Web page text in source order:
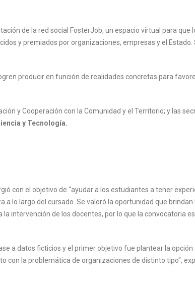
de la red social FosterJob, un espacio virtual para que
y premiados por organizaciones, empresas y el Estado.
producir en función de realidades concretas para
y Cooperación con la Comunidad y el Territorio; y las
iencia y Tecnología.
con el objetivo de “ayudar a los estudiantes a tener
a lo largo del cursado. Se valoró la oportunidad que brindan
intervención de los docentes, por lo que la convocatoria
a datos ficticios y el primer objetivo fue plantear la opción
con la problemática de organizaciones de distinto tipo",